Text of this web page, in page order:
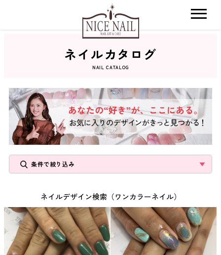
サロン検索
ネイルカタログ
コンセプト
よくあるご質問
ネイルカタログ
NAIL CATALOG
条件で絞り込み
ネイルデザイン検索（ワンカラーネイル）